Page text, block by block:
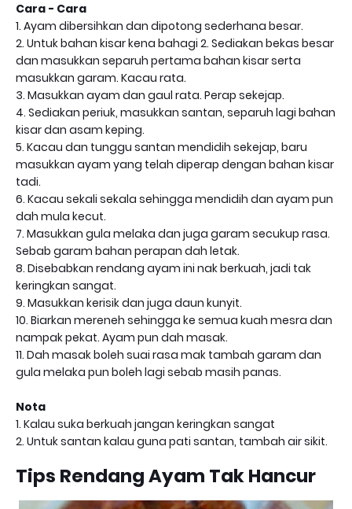
Cara - Cara
1. Ayam dibersihkan dan dipotong sederhana besar.
2. Untuk bahan kisar kena bahagi 2. Sediakan bekas besar
dan masukkan separuh pertama bahan kisar serta
masukkan garam. Kacau rata.
3. Masukkan ayam dan gaul rata. Perap sekejap.
4. Sediakan periuk, masukkan santan, separuh lagi bahan
kisar dan asam keping.
5. Kacau dan tunggu santan mendidih sekejap, baru
masukkan ayam yang telah diperap dengan bahan kisar
tadi.
6. Kacau sekali sekala sehingga mendidih dan ayam pun
dah mula kecut.
7. Masukkan gula melaka dan juga garam secukup rasa.
Sebab garam bahan perapan dah letak.
8. Disebabkan rendang ayam ini nak berkuah, jadi tak
keringkan sangat.
9. Masukkan kerisik dan juga daun kunyit.
10. Biarkan mereneh sehingga ke semua kuah mesra dan
nampak pekat. Ayam pun dah masak.
11. Dah masak boleh suai rasa mak tambah garam dan
gula melaka pun boleh lagi sebab masih panas.
Nota
1. Kalau suka berkuah jangan keringkan sangat
2. Untuk santan kalau guna pati santan, tambah air sikit.
Tips Rendang Ayam Tak Hancur